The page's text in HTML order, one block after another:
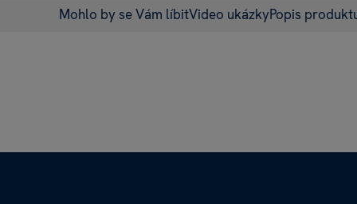
Mohlo by se Vám líbitVideo ukázkyPopis